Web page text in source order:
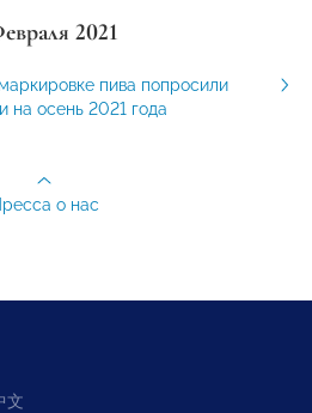
2021
пива попросили
на осень 2021 года
о нас
文